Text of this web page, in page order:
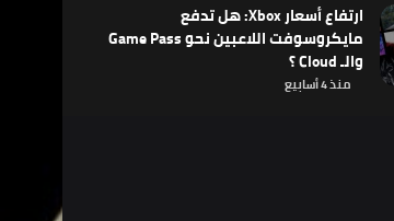
ارتفاع أسعار Xbox: هل تدفع
مايكروسوفت اللاعبين نحو Game Pass
والـ Cloud ؟
منذ 4 أسابيع